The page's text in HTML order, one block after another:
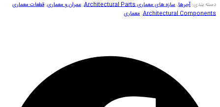
دسته بندی: آجرها,سازه های معماری Architectural Parts ,عمران و معماری,قطعات معماری
Architectural Components
,معماری